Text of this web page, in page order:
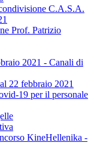
C.A.S.A.
Prof. Patrizio
2021 - Canali di
22 febbraio 2021
19 per il personale
KineHellenika -